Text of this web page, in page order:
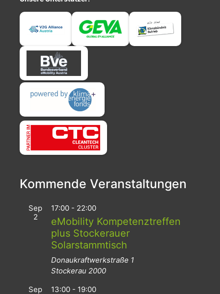
Kommende Veranstaltungen
Sep
2
17:00 - 22:00
eMobility Kompetenztreffen
plus Stockerauer
Solarstammtisch
Donaukraftwerkstraße 1
Stockerau 2000
Sep
13:00 - 19:00